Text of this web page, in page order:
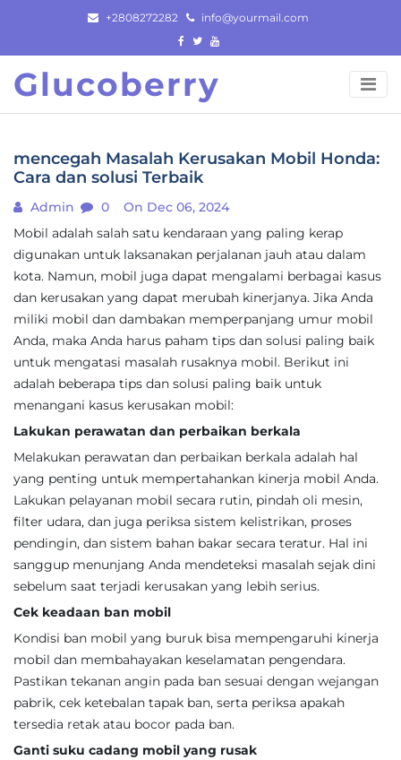
content
+2808272282 info@yourmail.com
Glucoberry
mencegah Masalah Kerusakan Mobil Honda:
Cara dan solusi Terbaik
Admin 0
On Dec 06, 2024
Mobil adalah salah satu kendaraan yang paling kerap
digunakan untuk laksanakan perjalanan jauh atau dalam
kota. Namun, mobil juga dapat mengalami berbagai kasus
dan kerusakan yang dapat merubah kinerjanya. Jika Anda
miliki mobil dan dambakan memperpanjang umur mobil
Anda, maka Anda harus paham tips dan solusi paling baik
untuk mengatasi masalah rusaknya mobil. Berikut ini
adalah beberapa tips dan solusi paling baik untuk
menangani kasus kerusakan mobil:
Lakukan perawatan dan perbaikan berkala
Melakukan perawatan dan perbaikan berkala adalah hal
yang penting untuk mempertahankan kinerja mobil Anda.
Lakukan pelayanan mobil secara rutin, pindah oli mesin,
filter udara, dan juga periksa sistem kelistrikan, proses
pendingin, dan sistem bahan bakar secara teratur. Hal ini
sanggup menunjang Anda mendeteksi masalah sejak dini
sebelum saat terjadi kerusakan yang lebih serius.
Cek keadaan ban mobil
Kondisi ban mobil yang buruk bisa mempengaruhi kinerja
mobil dan membahayakan keselamatan pengendara.
Pastikan tekanan angin pada ban sesuai dengan wejangan
pabrik, cek ketebalan tapak ban, serta periksa apakah
tersedia retak atau bocor pada ban.
Ganti suku cadang mobil yang rusak